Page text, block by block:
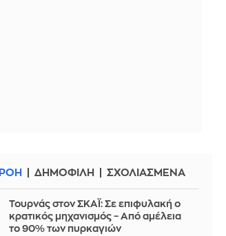
ΡΟΗ ΔΗΜΟΦΙΛΗ ΣΧΟΛΙΑΣΜΕΝΑ
Τουρνάς στον ΣΚΑΪ: Σε επιφυλακή ο
κρατικός μηχανισμός – Από αμέλεια
το 90% των πυρκαγιών